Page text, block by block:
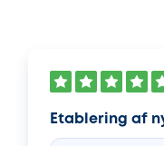
Etablering af